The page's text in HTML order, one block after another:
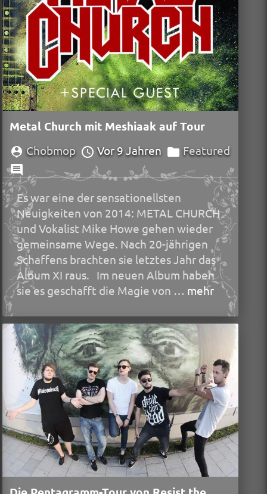
Metal Church mit Meshiaak auf Tour
Chobmop Vor 9 Jahren Featured
Es war eine der sensationellsten
Neuigkeiten von 2014: METAL CHURCH
und Vokalist Mike Howe gehen wieder
gemeinsame Wege. Nach 20-jährigen
Schaffens brachten sie letztes Jahr das
Album XI raus. Im neuen Album haben
sie es geschafft die Magie von … mehr